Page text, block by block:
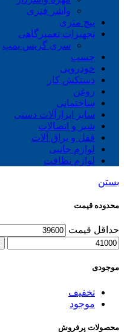
واشر فنری
پیچ متری
تجهیزات تعمیرگاهی
سری گریس پمپ
چسب
خودرویی
دستکش کار
روغن
ساختمانی
سایز ابزارآلات دستی
شیر و اتصالات
قفل و یراق آلات
لوازم جانبی
لوازم نظافت
بستن
محدوده قیمت
حداقل قیمت
موجودی
تخفیف
موجود
محصولات پرفروش